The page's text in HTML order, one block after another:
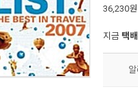
36,230
지금 택배